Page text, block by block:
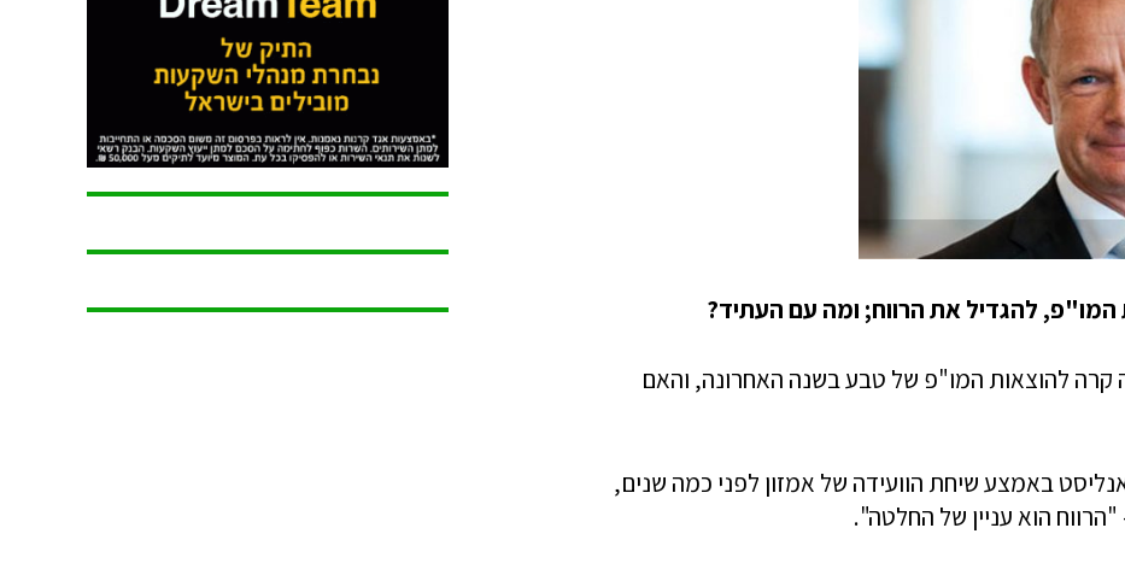
להגדיל את הרווח; ומה עם העתיד?
קרה להוצאות המו"פ של טבע בשנה האחרונה, והאם
באמצע שיחת הוועידה של אמזון לפני כמה שנים,
הוא עניין של החלטה".